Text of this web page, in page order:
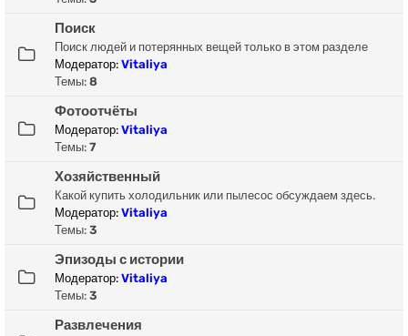
Поиск
Поиск людей и потерянных вещей только в этом разделе
Модератор: Vitaliya
Темы: 8
Фотоотчёты
Модератор: Vitaliya
Темы: 7
Хозяйственный
Какой купить холодильник или пылесос обсуждаем здесь.
Модератор: Vitaliya
Темы: 3
Эпизоды с истории
Модератор: Vitaliya
Темы: 3
Развлечения